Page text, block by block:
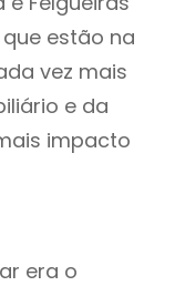
estão na
vez mais
e da
impacto
era o